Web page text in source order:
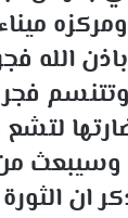
الله
فجر
لتشع
, وسيبعث
ان